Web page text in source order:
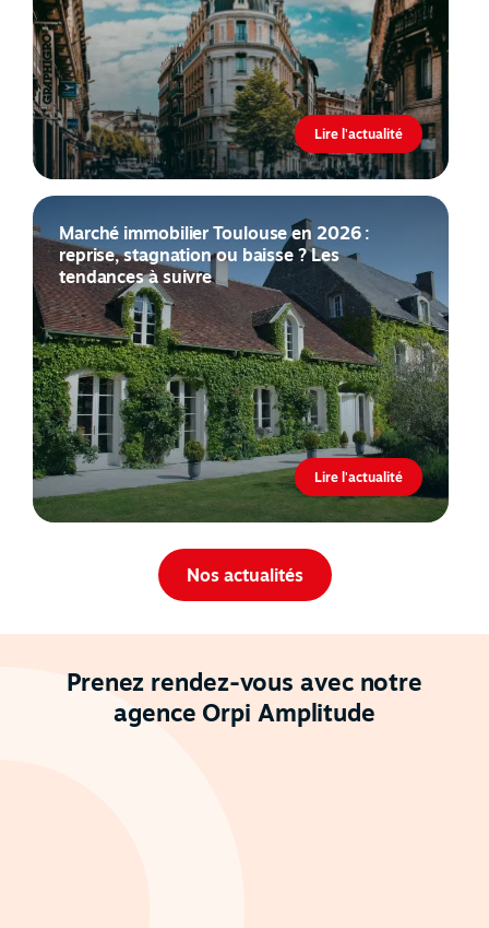
Nos actualités
Lire l'actualité
Marché immobilier Toulouse en 2026 :
reprise, stagnation ou baisse ? Les
tendances à suivre
Lire l'actualité
Prenez rendez-vous avec notre
agence Orpi Amplitude